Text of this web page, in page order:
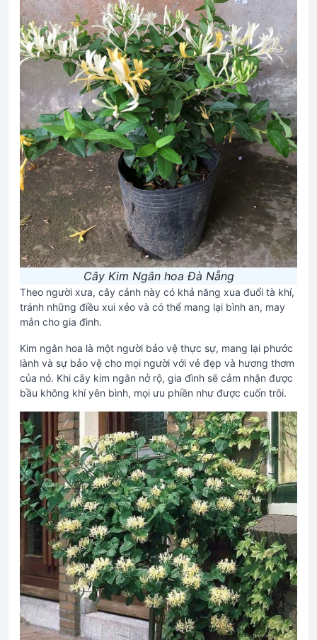
Cây Kim Ngân hoa Đà Nẵng
Theo người xưa, cây cảnh này có khả năng xua đuổi tà khí,
tránh những điều xui xẻo và có thể mang lại bình an, may
mắn cho gia đình.
Kim ngân hoa là một người bảo vệ thực sự, mang lại phước
lành và sự bảo vệ cho mọi người với vẻ đẹp và hương thơm
của nó. Khi cây kim ngân nở rộ, gia đình sẽ cảm nhận được
bầu không khí yên bình, mọi ưu phiền như được cuốn trôi.